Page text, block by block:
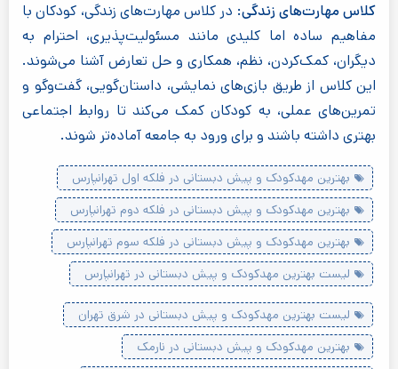
کلاس مهارت‌های زندگی: در کلاس مهارت‌های زندگی، کودکان با
مفاهیم ساده اما کلیدی مانند مسئولیت‌پذیری، احترام به
دیگران، کمک‌کردن، نظم، همکاری و حل تعارض آشنا می‌شوند.
این کلاس از طریق بازی‌های نمایشی، داستان‌گویی، گفت‌وگو و
تمرین‌های عملی، به کودکان کمک می‌کند تا روابط اجتماعی
بهتری داشته باشند و برای ورود به جامعه آماده‌تر شوند.
بهترین مهدکودک و پیش دبستانی در فلکه اول تهرانپارس
بهترین مهدکودک و پیش دبستانی در فلکه دوم تهرانپارس
بهترین مهدکودک و پیش دبستانی در فلکه سوم تهرانپارس
لیست بهترین مهدکودک و پیش دبستانی در تهرانپارس
لیست بهترین مهدکودک و پیش دبستانی در شرق تهران
بهترین مهدکودک و پیش دبستانی در نارمک